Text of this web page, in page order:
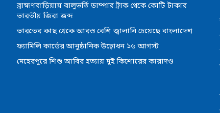
ব্রাহ্মণবাড়িয়ায় বালুভর্তি ডাম্পার ট্রাক থেকে কোটি টাকার
ভারতীয় জিরা জব্দ
ভারতের কাছ থেকে আরও বেশি জ্বালানি চেয়েছে বাংলাদেশ
ফ্যামিলি কার্ডের আনুষ্ঠানিক উদ্বোধন ১৬ আগস্ট
মেহেরপুরে শিশু আবির হত্যায় দুই কিশোরের কারাদণ্ড